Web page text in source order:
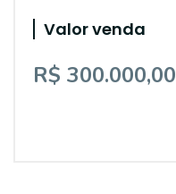
Valor venda
R$ 300.000,00